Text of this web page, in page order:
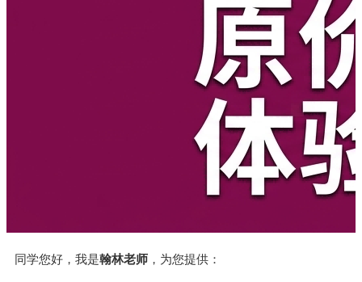
同学您好，我是翰林老师 ，为您提供：